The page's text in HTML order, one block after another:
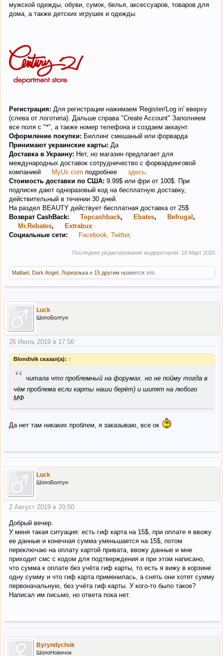
мужской одежды, обуви, сумок, белья, аксессуаров, товаров для
дома, а также детских игрушек и одежды.
Регистрация: Для регистрации нажимаем 'Register/Log in' вверху
(слева от логотипа). Дальше справа "Create Account" Заполняем
все поля с "*", а также номер телефона и создаем аккаунт.
Оформление покупки: Биллинг смешаный или форварда
Принимают украинские карты: Да
Доставка в Украину: Нет, но магазин предлагает для
международных доставок сотрудничество с форвардинговой
компанией
MyUs.com подробнее здесь
Стоимость доставки по США: 9.99$ или фри от 100$. При
подписке дают одноразовый код на бесплатную доставку,
действительный в течении 30 дней.
На раздел BEAUTY действует бесплатная доставка от 25$
Возврат CashBack:
Topcashback, Ebates, Befrugal,
Mr.Rebates,
Extrabux
Социальные сети:
Facebook, Twitter,
Последнее редактирование модератором: 19 Март 2020
Maltael Dark Angel Лореалька и 15 другим нравится это.
Luck
ШопоБолтун
26 Июль 2019 в 17:56
Blondivik сказал(а): ↑
“ читала что проблемный на форумах. но не пойму тогда в
чём проблема если карты наши берёт) и шипят на любого
МФ
Да нет там никаких проблем, я заказываю, все ок
Luck
ШопоБолтун
2 Август 2019 в 20:50
Добрый вечер.
У меня такая ситуация: есть гиф карта на 15$, при оплате я ввожу
ее данные и конечная сумма уменьшается на 15$, потом
переключаю на оплату картой привата, ввожу данные и мне
приходит смс с кодом для подтверждения и при этом написано,
что сумма к оплате без учёта гиф карты, то есть я вижу в корзине
одну сумму и что гиф карта применилась, а снять они хотят сумму
первоначальную, без учёта гиф карты. У кого-то было такое?
Написал им письмо, но ответа пока нет.
Byryndychok
ШопоНовичок